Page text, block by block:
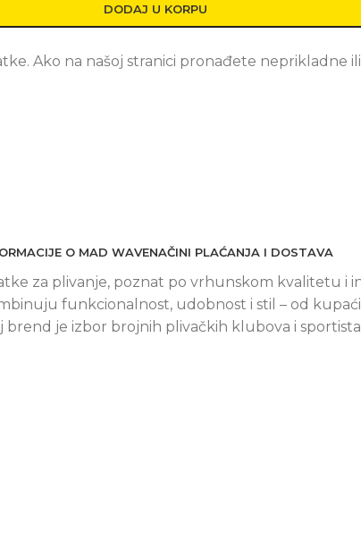
DODAJ U KORPU
Ako na našoj stranici pronađete neprikladne
O MAD WAVENAČINI PLAĆANJA I DOSTAVA
za plivanje, poznat po vrhunskom kvalitetu i
funkcionalnost, udobnost i stil – od
je izbor brojnih plivačkih klubova i